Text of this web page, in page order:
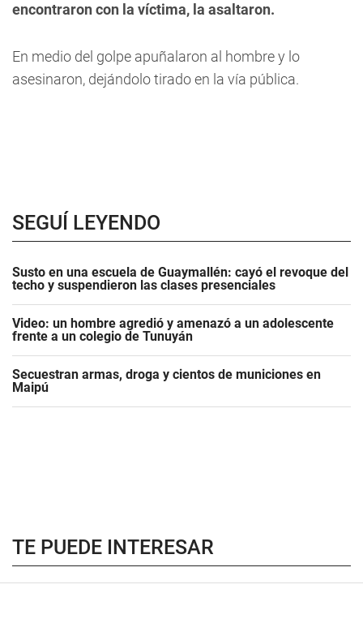
encontraron con la víctima, la asaltaron.
En medio del golpe apuñalaron al hombre y lo
asesinaron, dejándolo tirado en la vía pública.
SEGUÍ LEYENDO
Susto en una escuela de Guaymallén: cayó el revoque del
techo y suspendieron las clases presenciales
Video: un hombre agredió y amenazó a un adolescente
frente a un colegio de Tunuyán
Secuestran armas, droga y cientos de municiones en
Maipú
TE PUEDE INTERESAR